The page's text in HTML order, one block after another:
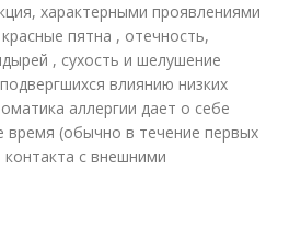
характерными проявлениями
пятна , отечность,
, сухость и шелушение
влиянию низких
аллергии дает о себе
время (обычно в течение первых
с внешними